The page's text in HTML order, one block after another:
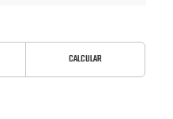
CALCULAR